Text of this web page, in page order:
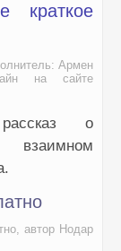
краткое
Армен
на сайте
о
взаимном
автор Нодар